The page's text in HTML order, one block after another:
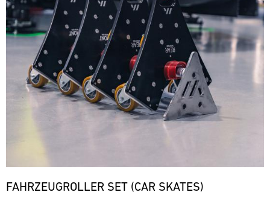
FAHRZEUGROLLER SET (CAR SKATES)